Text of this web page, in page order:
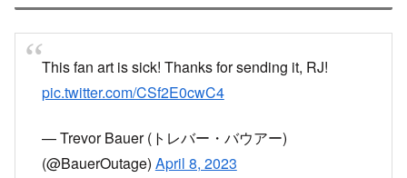
This fan art is sick! Thanks for sending it, RJ!
pic.twitter.com/CSf2E0cwC4
— Trevor Bauer (トレバー・バウアー)
(@BauerOutage) April 8, 2023